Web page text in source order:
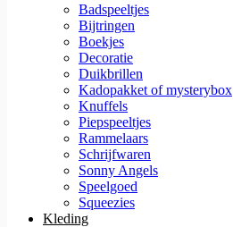
Badspeeltjes
Bijtringen
Boekjes
Decoratie
Duikbrillen
Kadopakket of mysterybox
Knuffels
Piepspeeltjes
Rammelaars
Schrijfwaren
Sonny Angels
Speelgoed
Squeezies
Kleding